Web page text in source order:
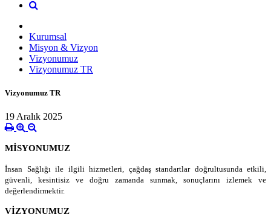
Kurumsal
Misyon & Vizyon
Vizyonumuz
Vizyonumuz TR
Vizyonumuz TR
19 Aralık 2025
MİSYONUMUZ
İnsan Sağlığı ile ilgili hizmetleri, çağdaş standartlar doğrultusunda etkili,
güvenli, kesintisiz ve doğru zamanda sunmak, sonuçlarını izlemek ve
değerlendirmektir.
VİZYONUMUZ